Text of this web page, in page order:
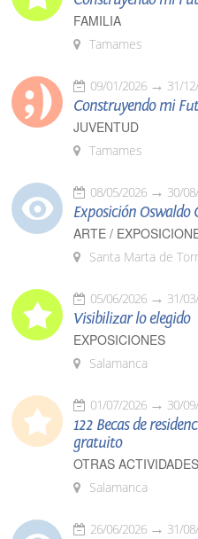
FAMILIA
Tamames
09/01/2026 31/
Construyendo mi
JUVENTUD
Tamames
08/05/2026 30/
Exposición Oswaldo
ARTE /
Santa Marta de
05/06/2026 31/
Visibilizar lo elegido
EXPOSICIONES
Salamanca
01/07/2026 30/
122 Becas de
gratuito
OTRAS ACTIVIDADES
Salamanca
26/06/2026 31/